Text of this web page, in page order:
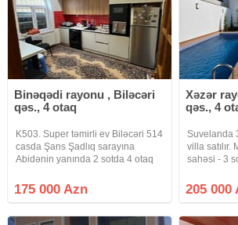
Binəqədi rayonu , Biləcəri
qəs., 4 otaq
K503. Super təmirli ev Biləcəri 514
casda Şans Şadlıq sarayına
Abidənin yanında 2 sotda 4 otaq
qiymətdə razılaşmaq olar isdənlən
vaxt baxmaq olar ciraq əmlak
175 000 Azn
Xəzər
qəs., 4
Suvelanda
villa satılır.
sahəsi - 3
Sanitar
Hovuz,
205 000